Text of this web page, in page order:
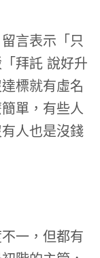
言表示「只
拜託 說好升
標就有虛名
單，有些人
人也是沒錢
一，但都有